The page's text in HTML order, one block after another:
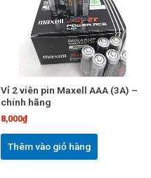
Vỉ 2 viên pin Maxell AAA (3A) –
chính hãng
8,000₫
Thêm vào giỏ hàng